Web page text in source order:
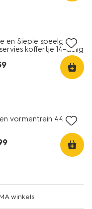
en Siepie speelgoed
koffertje 14-delig
vormentrein 44cm
winkels